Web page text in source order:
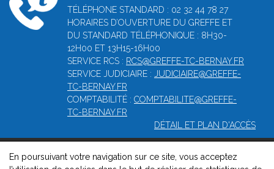
TÉLÉPHONE STANDARD : 02 32 44 78 27
HORAIRES D’OUVERTURE DU GREFFE ET
DU STANDARD TÉLÉPHONIQUE : 8H30-
12H00 ET 13H15-16H00
SERVICE RCS : RCS@GREFFE-TC-BERNAY.FR
SERVICE JUDICIAIRE : JUDICIAIRE@GREFFE-
TC-BERNAY.FR
COMPTABILITÉ : COMPTABILITE@GREFFE-
TC-BERNAY.FR
DÉTAIL ET PLAN D'ACCÈS
© 2026, Greffe du Tribunal de Commerce de Bernay -Mentions
En poursuivant votre navigation sur ce site, vous acceptez